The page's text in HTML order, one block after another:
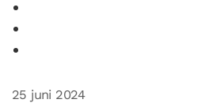
25 juni 2024